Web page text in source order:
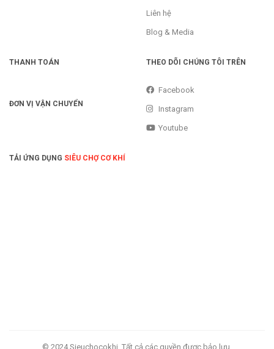
Liên hệ
Blog & Media
THANH TOÁN
ĐƠN VỊ VẬN CHUYỂN
THEO DÕI CHÚNG TÔI TRÊN
Facebook
Instagram
Youtube
TẢI ỨNG DỤNG SIÊU CHỢ CƠ KHÍ
© 2024 Sieuchocokhi. Tất cả các quyền được bảo lưu.